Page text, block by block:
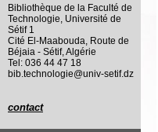
Bibliothèque de la Faculté de
Technologie, Université de
Sétif 1
Cité El-Maabouda, Route de
Béjaia - Sétif, Algérie
Tel: 036 44 47 18
bib.technologie@univ-setif.dz
contact